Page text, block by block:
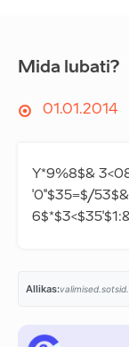
Mida lubati?
01.01.2014
Y*9%8$&
'0''$35=$/
Allikas: